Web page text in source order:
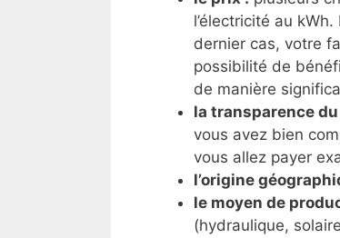
l’électricité au
dernier cas, votre
possibilité de
de manière
la transparence
vous avez bien
vous allez payer
l’origine
le moyen de
(hydraulique,